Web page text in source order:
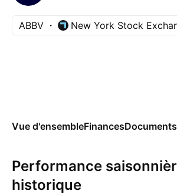
ABBV New York Stock
Vue d'ensembleFinancesDocuments
Performance
historique